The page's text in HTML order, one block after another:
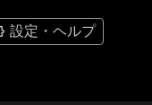
設定・ヘルプ